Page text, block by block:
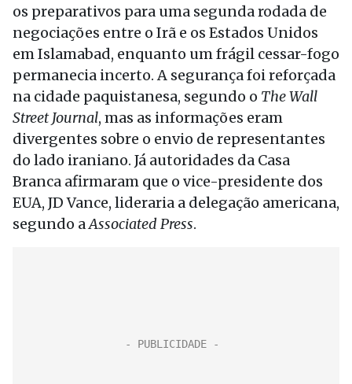
os preparativos para uma segunda rodada de
negociações entre o Irã e os Estados Unidos
em Islamabad, enquanto um frágil cessar-fogo
permanecia incerto. A segurança foi reforçada
na cidade paquistanesa, segundo o The Wall
Street Journal, mas as informações eram
divergentes sobre o envio de representantes
do lado iraniano. Já autoridades da Casa
Branca afirmaram que o vice-presidente dos
EUA, JD Vance, lideraria a delegação americana,
segundo aAssociated Press.